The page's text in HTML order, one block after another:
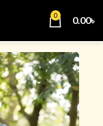
0 0.00৳